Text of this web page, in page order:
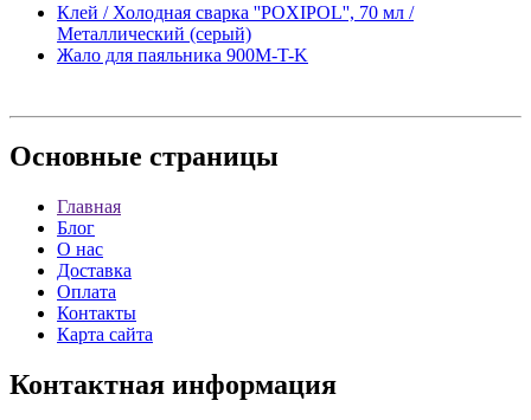
Клей / Холодная сварка ''POXIPOL'', 70 мл /
Металлический (серый)
Жало для паяльника 900M-T-K
Основные страницы
Главная
Блог
О нас
Доставка
Оплата
Контакты
Карта сайта
Контактная информация